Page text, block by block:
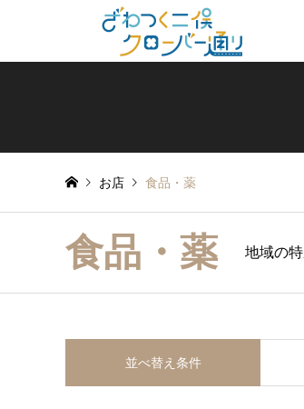
お店 食品・薬
食品・薬 地域の
並べ替え条件